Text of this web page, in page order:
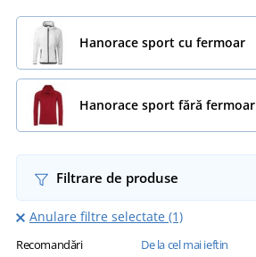
Hanorace sport cu fermoar
Hanorace sport fără fermoar
Filtrare de produse
Anulare filtre selectate (1)
Recomandări De la cel mai ieftin